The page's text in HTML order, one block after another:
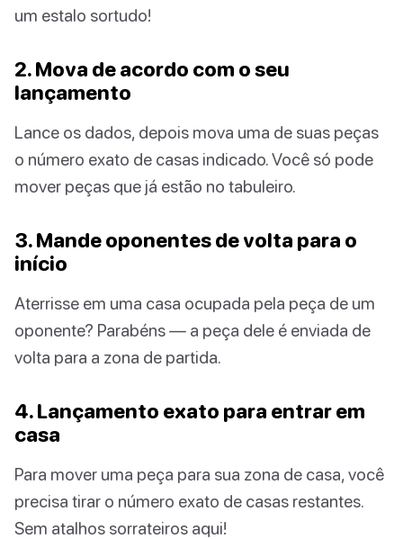
um estalo sortudo!
2. Mova de acordo com o seu
lançamento
Lance os dados, depois mova uma de suas peças
o número exato de casas indicado. Você só pode
mover peças que já estão no tabuleiro.
3. Mande oponentes de volta para o
início
Aterrisse em uma casa ocupada pela peça de um
oponente? Parabéns — a peça dele é enviada de
volta para a zona de partida.
4. Lançamento exato para entrar em
casa
Para mover uma peça para sua zona de casa, você
precisa tirar o número exato de casas restantes.
Sem atalhos sorrateiros aqui!